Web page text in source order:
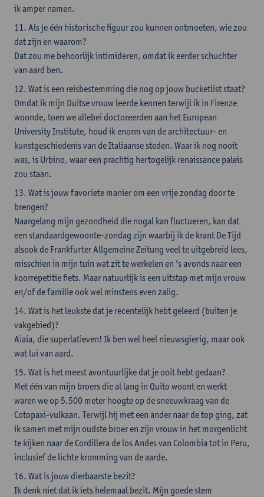
ik amper namen.
11. Als je één historische figuur zou kunnen ontmoeten, wie zou
dat zijn en waarom?
Dat zou me behoorlijk intimideren, omdat ik eerder schuchter
van aard ben.
12. Wat is een reisbestemming die nog op jouw bucketlist staat?
Omdat ik mijn Duitse vrouw leerde kennen terwijl ik in Firenze
woonde, toen we allebei doctoreerden aan het European
University Institute, houd ik enorm van de architectuur- en
kunstgeschiedenis van de Italiaanse steden. Waar ik nog nooit
was, is Urbino, waar een prachtig hertogelijk renaissance paleis
zou staan.
13. Wat is jouw favoriete manier om een vrije zondag door te
brengen?
Naargelang mijn gezondheid die nogal kan fluctueren, kan dat
een standaardgewoonte-zondag zijn waarbij ik de krant De Tijd
alsook de Frankfurter Allgemeine Zeitung veel te uitgebreid lees,
misschien in mijn tuin wat zit te werkelen en ’s avonds naar een
koorrepetitie fiets. Maar natuurlijk is een uitstap met mijn vrouw
en/of de familie ook wel minstens even zalig.
14. Wat is het leukste dat je recentelijk hebt geleerd (buiten je
vakgebied)?
Aiaia, die superlatieven! Ik ben wel heel nieuwsgierig, maar ook
wat lui van aard.
15. Wat is het meest avontuurlijke dat je ooit hebt gedaan?
Met één van mijn broers die al lang in Quito woont en werkt
waren we op 5.500 meter hoogte op de sneeuwkraag van de
Cotopaxi-vulkaan. Terwijl hij met een ander naar de top ging, zat
ik samen met mijn oudste broer en zijn vrouw in het morgenlicht
te kijken naar de Cordillera de los Andes van Colombia tot in Peru,
inclusief de lichte kromming van de aarde.
16. Wat is jouw dierbaarste bezit?
Ik denk niet dat ik iets helemaal bezit. Mijn goede stem